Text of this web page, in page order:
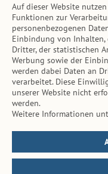
Inhalt
Tierarzt-Suche
Hinweise
AGB
Impressum
Datenschutz
Kontakt
Auf dieser Website
Funktionen zur
personenbezogenen
Einbindung von Inhalten,
Dritter, der statistischen
Werbung sowie der
werden dabei Daten an
verarbeitet. Diese
unserer Website nicht
werden.
Weitere Informationen